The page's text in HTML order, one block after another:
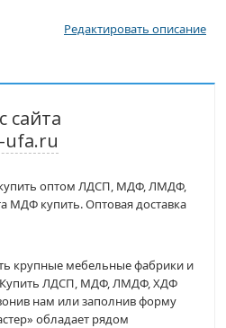
Редактировать описание
сайта
ufa.ru
оптом ЛДСП, МДФ, ЛМДФ,
купить. Оптовая доставка
крупные мебельные фабрики и
Купить ЛДСП, МДФ, ЛМДФ, ХДФ
нам или заполнив форму
обладает рядом